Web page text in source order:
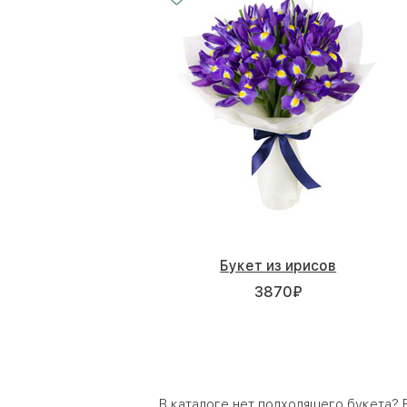
Букет из ирисов
3870₽